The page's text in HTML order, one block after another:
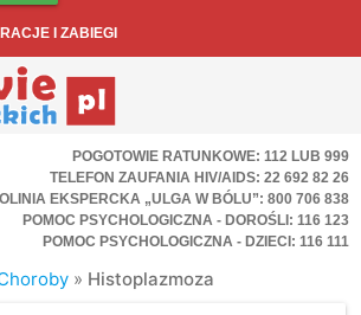
I ZABIEGI
POGOTOWIE RATUNKOWE: 112 LUB 999
TELEFON ZAUFANIA HIV/AIDS: 22 692 82 26
EKSPERCKA „ULGA W BÓLU”: 800 706 838
POMOC PSYCHOLOGICZNA - DOROŚLI: 116 123
POMOC PSYCHOLOGICZNA - DZIECI: 116 111
» Histoplazmoza